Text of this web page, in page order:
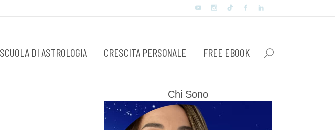
SCUOLA DI ASTROLOGIA CRESCITA PERSONALE FREE EBOOK
Chi Sono